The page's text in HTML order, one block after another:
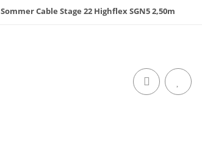
Sommer Cable Stage 22 Highflex SGN5 2,50m